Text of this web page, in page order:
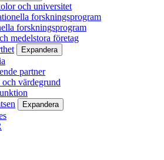
och universitet
forskningsprogram
forskningsprogram
medelstora företag
Expandera
partner
värdegrund
Expandera